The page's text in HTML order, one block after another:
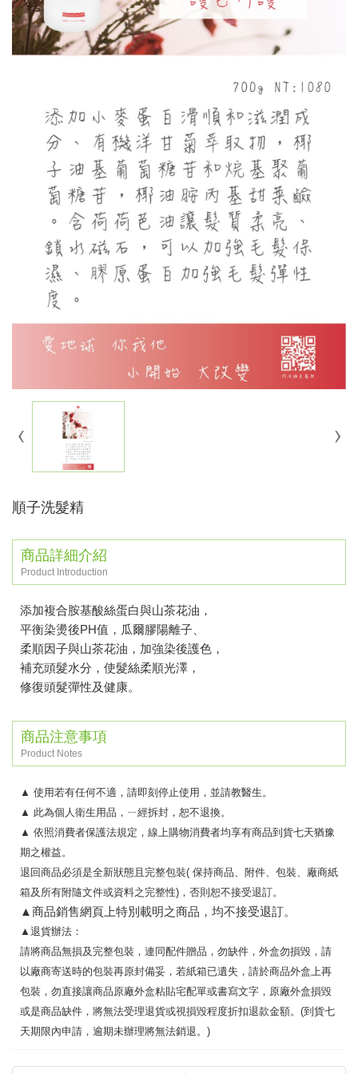
順子洗髮精
商品詳細介紹
Product Introduction
添加複合胺基酸絲蛋白與山茶花油，
平衡染燙後PH值，瓜爾膠陽離子、
柔順因子與山茶花油，加強染後護色，
補充頭髮水分，使髮絲柔順光澤，
修復頭髮彈性及健康。
商品注意事項
Product Notes
▲ 使用若有任何不適，請即刻停止使用，並請教醫生。
▲ 此為個人衛生用品，ㄧ經拆封，恕不退換。
▲ 依照消費者保護法規定，線上購物消費者均享有商品到貨七天猶豫
期之權益。
退回商品必須是全新狀態且完整包裝( 保持商品、附件、包裝、廠商紙
箱及所有附隨文件或資料之完整性) ，否則恕不接受退訂。
▲ 商品銷售網頁上特別載明之商品，均不接受退訂。
▲ 退貨辦法：
請將商品無損及完整包裝，連同配件贈品，勿缺件，外盒勿損毀，請
以廠商寄送時的包裝再原封備妥，若紙箱已遺失，請於商品外盒上再
包裝，勿直接讓商品原廠外盒粘貼宅配單或書寫文字，原廠外盒損毀
或是商品缺件，將無法受理退貨或視損毀程度折扣退款金額。 (到貨七
天期限內申請，逾期未辦理將無法銷退。 )